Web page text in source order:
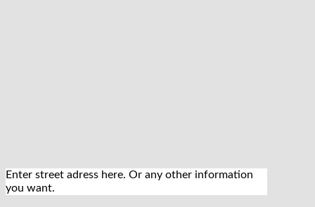
Enter street adress here. Or any other information
you want.